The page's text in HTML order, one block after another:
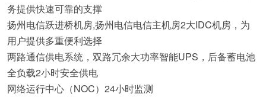
务提供快速可靠的支撑
扬州电信跃进桥机房,扬州电信电信主机房2大IDC机房，为
用户提供多重便利选择
两路通信供电系统，双路冗余大功率智能UPS，后备蓄电池
全负载2小时安全供电
网络运行中心（NOC）24小时监测